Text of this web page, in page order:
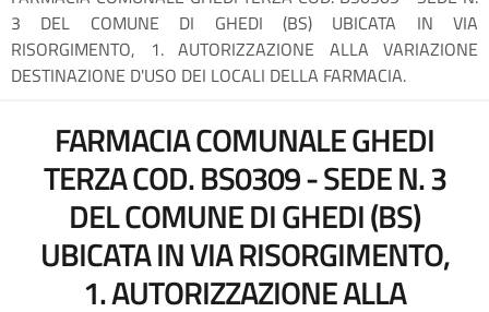
3 DEL COMUNE DI GHEDI (BS) UBICATA IN VIA
RISORGIMENTO, 1. AUTORIZZAZIONE ALLA VARIAZIONE
DESTINAZIONE D'USO DEI LOCALI DELLA FARMACIA.
FARMACIA COMUNALE GHEDI
TERZA COD. BS0309 - SEDE N. 3
DEL COMUNE DI GHEDI (BS)
UBICATA IN VIA RISORGIMENTO,
1. AUTORIZZAZIONE ALLA